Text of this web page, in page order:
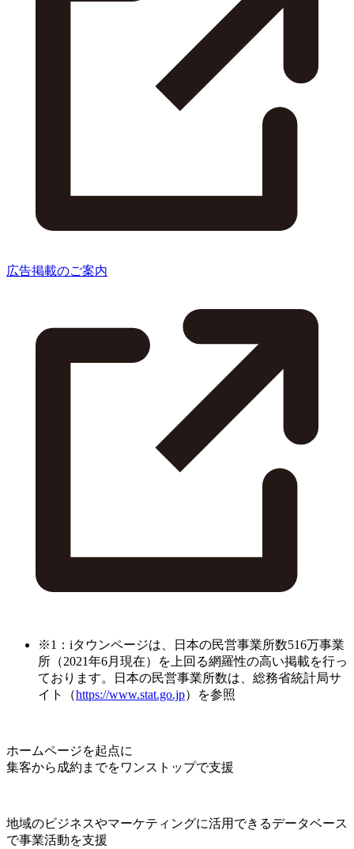
広告掲載のご案内
※1：iタウンページは、日本の民営事業所数516万事業
所（2021年6月現在）を上回る網羅性の高い掲載を行っ
ております。日本の民営事業所数は、総務省統計局サ
イト（https://www.stat.go.jp）を参照
ホームページを起点に
集客から成約までをワンストップで支援
地域のビジネスやマーケティングに活用できるデータベース
で事業活動を支援